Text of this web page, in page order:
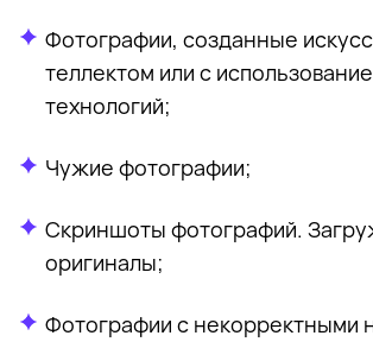
Фо­то­гра­фии, со­здан­ные
тел­лек­том или с
тех­но­ло­гий;
Чу­жие фо­то­гра­фии;
Скрин­шо­ты фо­то­гра­фий.
ори­ги­на­лы;
Фо­то­гра­фии с некор­рект­ны­ми